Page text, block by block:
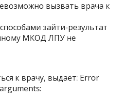
вызвать врача к
зайти-результат
МКОД ЛПУ не
к врачу, выдаёт: Error